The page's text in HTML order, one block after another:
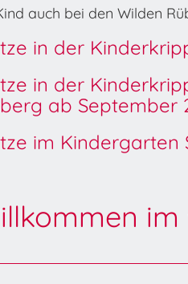
auch bei den Wilden
in der
in der
ab September
im